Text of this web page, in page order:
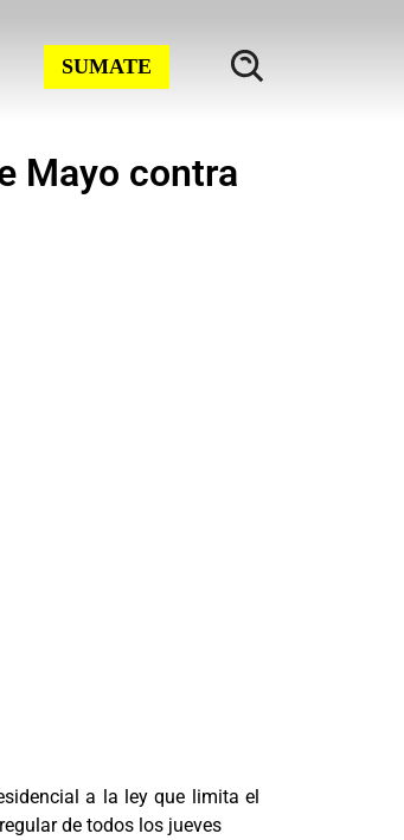
SUMATE
Mayo contra
a la ley que limita el
de todos los jueves